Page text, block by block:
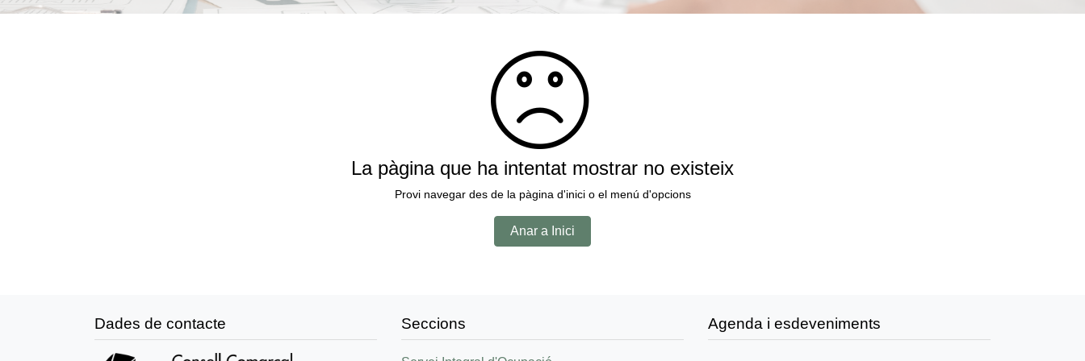
La pàgina que ha intentat mostrar no existeix
Provi navegar des de la pàgina d'inici o el menú d'opcions
Anar a Inici
Dades de contacte Seccions Agenda i esdeveniments